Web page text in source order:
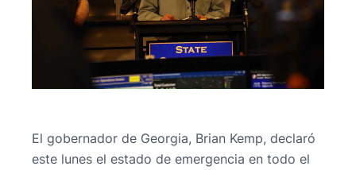
El gobernador de Georgia, Brian Kemp, declaró
este lunes el estado de emergencia en todo el